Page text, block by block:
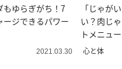
もゆらぎがち！7
ージできるパワー
2021.03.30
「じゃが
い？肉じ
トメニュ
痩せごはん
心と体